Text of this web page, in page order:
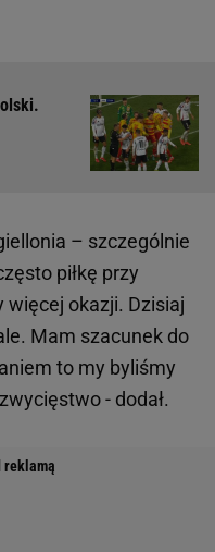
– szczególnie
piłkę przy
okazji. Dzisiaj
Mam szacunek do
to my byliśmy
- dodał.